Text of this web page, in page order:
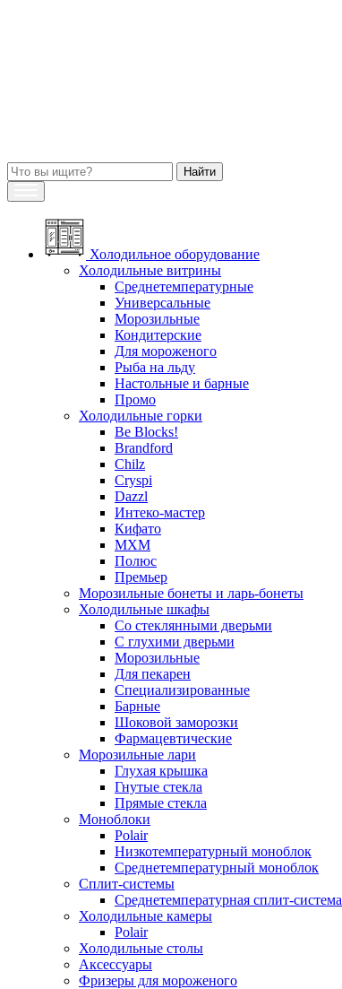
Холодильное оборудование
Холодильные витрины
Среднетемпературные
Универсальные
Морозильные
Кондитерские
Для мороженого
Рыба на льду
Настольные и барные
Промо
Холодильные горки
Be Blocks!
Brandford
Chilz
Cryspi
Dazzl
Интеко-мастер
Кифато
МХМ
Полюс
Премьер
Морозильные бонеты и ларь-бонеты
Холодильные шкафы
Со стеклянными дверьми
С глухими дверьми
Морозильные
Для пекарен
Специализированные
Барные
Шоковой заморозки
Фармацевтические
Морозильные лари
Глухая крышка
Гнутые стекла
Прямые стекла
Моноблоки
Polair
Низкотемпературный моноблок
Среднетемпературный моноблок
Сплит-системы
Среднетемпературная сплит-система
Холодильные камеры
Polair
Холодильные столы
Аксессуары
Фризеры для мороженого